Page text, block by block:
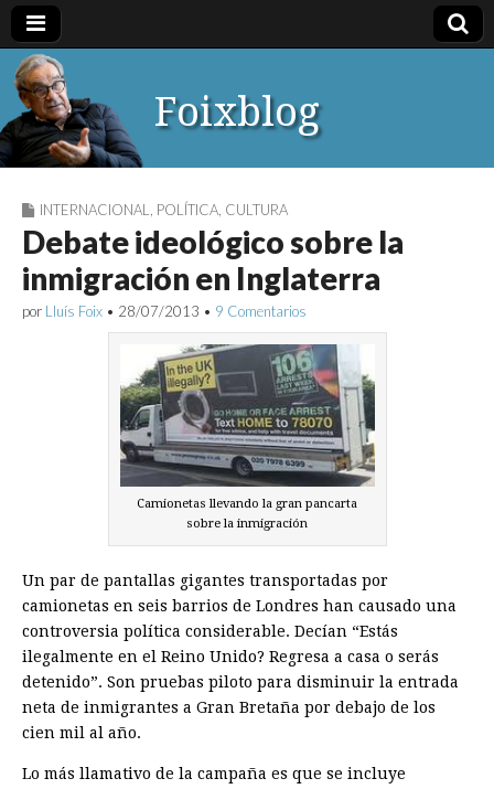
Foixblog
INTERNACIONAL POLÍTICA CULTURA
Debate ideológico sobre la
inmigración en Inglaterra
por Lluís Foix • 28/07/2013 • 9 Comentarios
Camionetas llevando la gran pancarta
sobre la inmigración
Un par de pantallas gigantes transportadas por
camionetas en seis barrios de Londres han causado una
controversia política considerable. Decían “Estás
ilegalmente en el Reino Unido? Regresa a casa o serás
detenido”. Son pruebas piloto para disminuir la entrada
neta de inmigrantes a Gran Bretaña por debajo de los
cien mil al año.
Lo más llamativo de la campaña es que se incluye